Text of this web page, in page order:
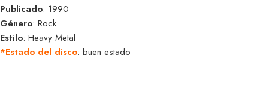
Publicado: 1990
Género: Rock
Estilo: Heavy Metal
*Estado del disco: buen estado